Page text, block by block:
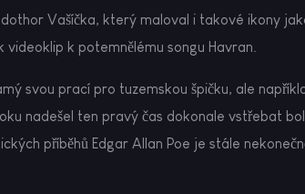
Vašíčka, který maloval i takové ikony
k potemnělému songu Havran.
svou prací pro tuzemskou špičku, ale
nadešel ten pravý čas dokonale vstřebat
příběhů Edgar Allan Poe je stále